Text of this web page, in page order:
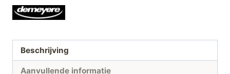
Beschrijving
Aanvullende informatie